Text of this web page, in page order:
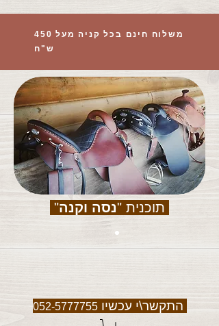
משלוח חינם בכל קניה מעל 450
ש"ח
תוכנית "נסה וקנה"
התקשר\י עכשיו052-5777755